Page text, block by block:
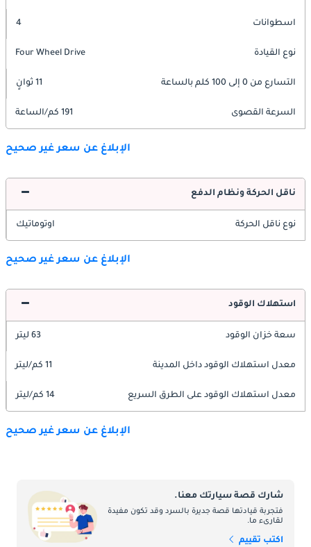
اسطوانات 4
نوع القيادة Four Wheel Drive
التسارع من 0 إلى 100 كلم بالساعة 11 ثوانٍ
السرعة القصوى 191 كم/الساعة
الإبلاغ عن سعر غير صحيح
ناقل الحركة ونظام الدفع
نوع ناقل الحركة اوتوماتيك
الإبلاغ عن سعر غير صحيح
استهلاك الوقود
سعة خزان الوقود 63 ليتر
معدل استهلاك الوقود داخل المدينة 11 كم/ليتر
معدل استهلاك الوقود على الطرق السريع 14 كم/ليتر
الإبلاغ عن سعر غير صحيح
شارك قصة سيارتك معنا.
فتجربة قيادتها قصة جديرة بالسرد وقد تكون مفيدة
لقارىء ما.
اكتب تقييم